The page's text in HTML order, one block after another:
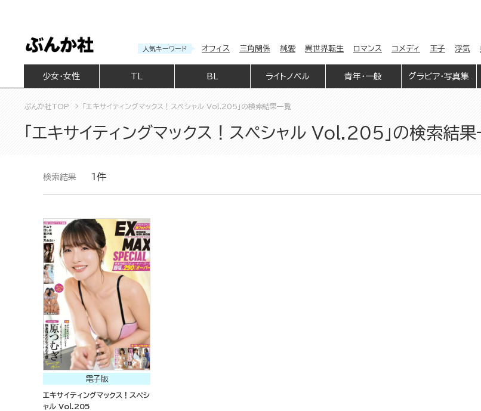
人気キーワード オフィス 三角関係 純愛 異世界転生 ロマンス コメディ 王子 浮気
少女・女性 BL ライトノベル 青年・一般 グラビア・写真集
ぶんか社TOP 「エキサイティングマックス！スペシャル Vol.205」の検索結果一覧
「エキサイティングマックス！スペシャル Vol.205」の検索結
検索結果 1件
電子版
エキサイティングマックス！スペシ
ャル Vol.205